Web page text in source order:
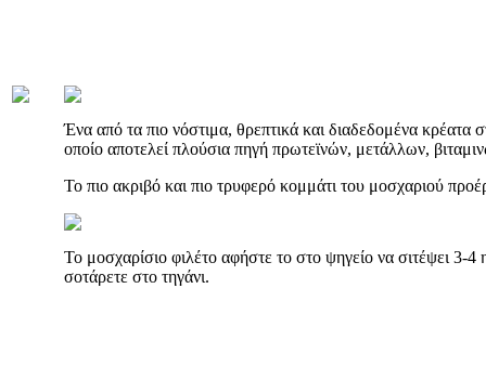
Ένα από τα πιο νόστιμα, θρεπτικά και διαδεδομένα κρέατα
οποίο αποτελεί πλούσια πηγή πρωτεϊνών, μετάλλων,
Το πιο ακριβό και πιο τρυφερό κομμάτι του μοσχαριού
Το μοσχαρίσιο φιλέτο αφήστε το στο ψηγείο να σιτέψει 3-
σοτάρετε στο τηγάνι.